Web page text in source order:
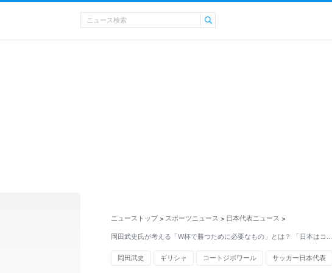
ニューストップ > スポーツニュース > 日本代表ニュース >
岡田武史氏が考える「W杯で勝つために必要なもの」とは？ 「日本はコ…
岡田武史 ギリシャ コートジボワール サッカー日本代表